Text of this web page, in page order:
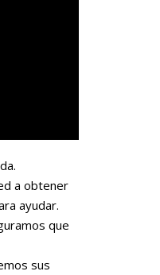
a obtener
ayudar.
que
sus